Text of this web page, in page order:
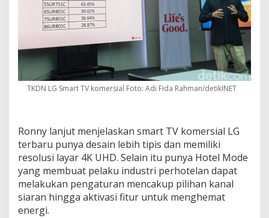
TKDN LG Smart TV komersial Foto: Adi Fida Rahman/detikINET
Ronny lanjut menjelaskan smart TV komersial LG
terbaru punya desain lebih tipis dan memiliki
resolusi layar 4K UHD. Selain itu punya Hotel Mode
yang membuat pelaku industri perhotelan dapat
melakukan pengaturan mencakup pilihan kanal
siaran hingga aktivasi fitur untuk menghemat
energi.